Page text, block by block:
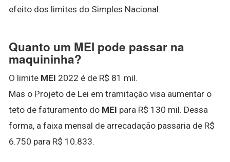
efeito dos limites do Simples Nacional.
Quanto um MEI pode passar na
maquininha?
O limite MEI 2022 é de R$ 81 mil.
Mas o Projeto de Lei em tramitação visa aumentar o
teto de faturamento do MEI para R$ 130 mil. Dessa
forma, a faixa mensal de arrecadação passaria de R$
6.750 para R$ 10.833.